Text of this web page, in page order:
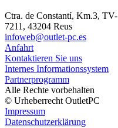
Ctra. de Constantí, Km.3, TV-
7211, 43204 Reus
infoweb@outlet-pc.es
Anfahrt
Kontaktieren Sie uns
Internes Informationssystem
Partnerprogramm
Alle Rechte vorbehalten
© Urheberrecht OutletPC
Impressum
Datenschutzerklärung